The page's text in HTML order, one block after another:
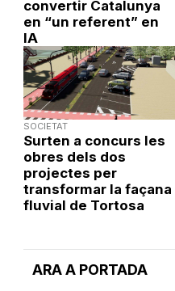
ARA A PORTADA
convertir Catalunya
en “un referent” en
IA
SOCIETAT
Surten a concurs les
obres dels dos
projectes per
transformar la façana
fluvial de Tortosa